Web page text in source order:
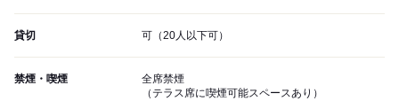
貸切 可（20人以下可）
禁煙・喫煙
全席禁煙
（テラス席に喫煙可能スペースあり）